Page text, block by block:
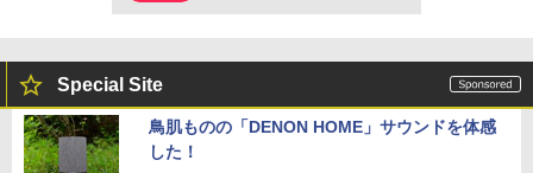
Special Site
鳥肌ものの「DENON HOME」サウンドを体感
した！